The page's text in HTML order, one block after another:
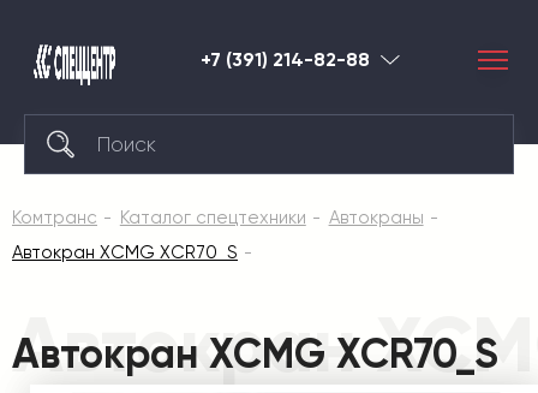
+7 (391) 214-82-88 Красноярск
Комтранс Каталог спецтехники
Автокраны
Автокран XCMG XCR70_S
Автокран
Автокран XCMG XCR70_S